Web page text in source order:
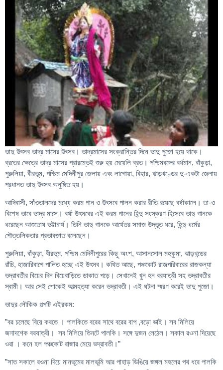
ভাদু উৎসব ভাদ্র মাসের উৎসব। ভাদ্রমাসের সংক্রান্তির দিনে ভাদু পুজো হয়ে থাকে।
ব্রতের ক্ষেত্রে ভাদ্র মাসের প্রারম্ভেই শুরু হয় মেয়েলি ব্রত। পশ্চিমবঙ্গের বর্ধমান, বাঁকুড়া,
পুরুলিয়া, বীরভূম, পশ্চিম মেদিনীপুর জেলায় এবং লাগোয়া, বিহার, ঝাড়খণ্ডের দু-একটা জেলায়
প্রধানত ভাদু উৎসব অনুষ্ঠিত হয়।
আদিবাসী, সাঁওতালদের মধ্যে করম গান ও উৎসবে পালন করার রীতি রয়েছে বর্ষাকালে। তা-ও
বিশেষ ভাবে ভাদ্র মাসে। বর্ষা উৎসবের এই করম গানের হিন্দু সংস্করণ হিসেবে ভাদু গানকে
ধরেছেন আশুতোষ ভট্টাচার্য। তিনি ভাদু গানকে আর্যেতর সমাজ উদ্ভূত ধরে, হিন্দু ধর্মের
পৌত্তলিকতার প্রভাবজাত বলেছেন।
পুরুলিয়া, বাঁকুড়া, বীরভূম, পশ্চিম মেদিনীপুরের কিছু অংশ, আসানসোল মহকুমা, ঝাড়খন্ডের
রাঁচি, হাজারিবাগে পালিত হচ্ছে এই উৎসব। কথিত আছে, পঞ্চকোট রাজপরিবারের রাজকন্যা
ভদ্রাবতীর বিয়ের দিন বিয়েবাড়িতে ডাকাত পড়ে। সেখানেই খুন হন বরযাত্রী সহ ভদ্রাবতীর
স্বামী। আর সেই শোকেই আত্মহত্যা করেন ভদ্রাবতী। এই ঘটনা স্মরণ করেই ভাদু পুজো।
ভাদুর লৌকিক গল্পটি এইরকম:
”বর চলেছে বিয়ে করতে । পালকিতে বরের সাথে বরের বাপ ,বড়ো ভাই। সব মিলিয়ে
জনাদশেক বরযাত্রী। সব মিলিয়ে তিনটে পালকি। সঙ্গে দুজন লেঠেল। সকাল রওনা দিয়েছে
ওরা । কনে হল পঞ্চকোট রাজার মেয়ে ভদ্রাবতী।”
”সাত সকালে রওনা দিয়ে মানভূমের মালভূমি আর পাহাড় ডিঙিয়ে জঙ্গল মহলের পথ ধরে পালকি